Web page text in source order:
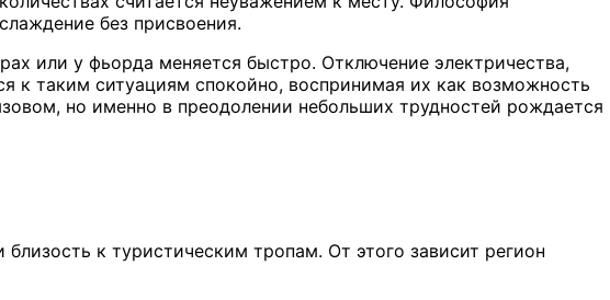
без присвоения.
или у фьорда меняется быстро. Отключение электричества,
к таким ситуациям спокойно, воспринимая их как возможность
но именно в преодолении небольших трудностей рождается
к туристическим тропам. От этого зависит регион